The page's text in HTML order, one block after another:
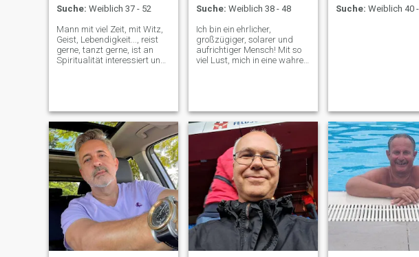
Suche: Weiblich 37 - 52
Mann mit viel Zeit, mit Witz,
Geist, Lebendigkeit..., reist
gerne, tanzt gerne, ist an
Spiritualität interessiert und
Suche: Weiblich 38 - 48
Ich bin ein ehrlicher,
großzügiger, solarer und
aufrichtiger Mensch! Mit so
viel Lust, mich in eine wahre
Suche: Weiblich 40